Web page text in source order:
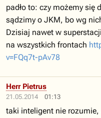
padło to: czy możemy się
sądzimy o JKM, bo wg
Dzisiaj nawet w
na wszystkich frontach
v=FQq7t-pAv78
21.05.2014 01:13
Herr Pietrus
taki inteligent nie